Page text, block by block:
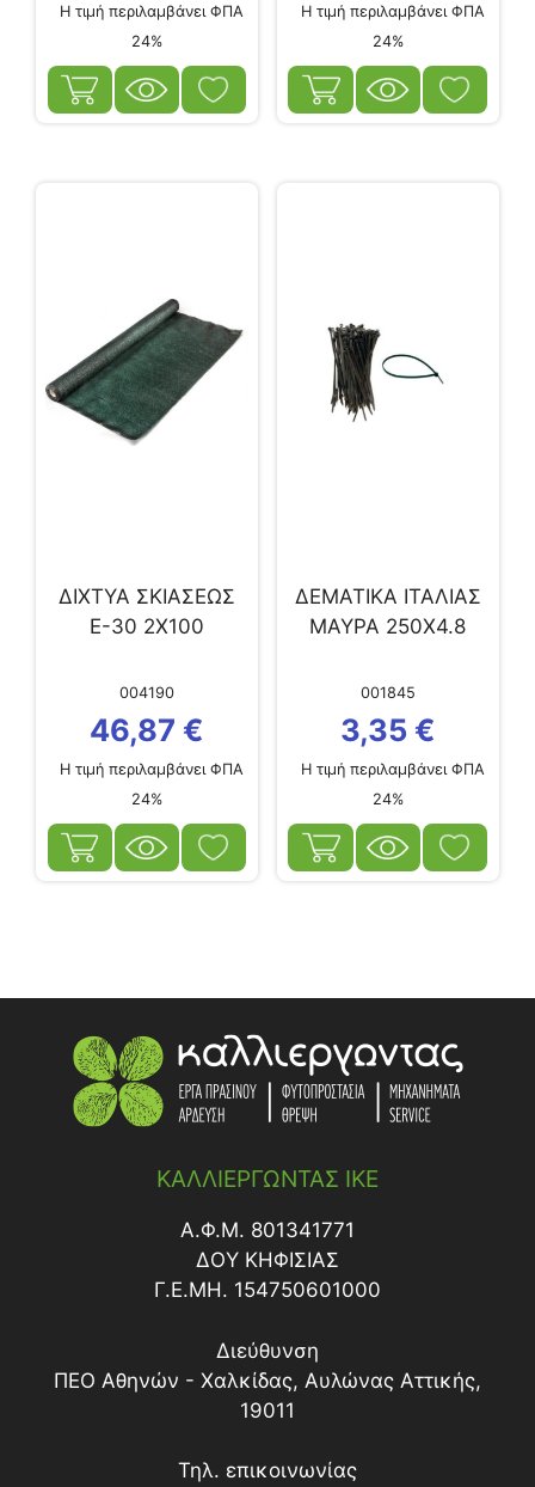
Η τιμή περιλαμβάνει ΦΠΑ
24%
Η τιμή περιλαμβάνει ΦΠΑ
24%
ΔΙΧΤΥΑ ΣΚΙΑΣΕΩΣ
Ε-30 2Χ100
004190
46,87 €
Η τιμή περιλαμβάνει ΦΠΑ
24%
ΔΕΜΑΤΙΚΑ ΙΤΑΛΙΑΣ
ΜΑΥΡΑ 250Χ4.8
001845
3,35 €
Η τιμή περιλαμβάνει ΦΠΑ
24%
ΚΑΛΛΙΕΡΓΩΝΤΑΣ ΙΚΕ
Α.Φ.Μ. 801341771
ΔΟY ΚΗΦΙΣΙΑΣ
Γ.Ε.ΜΗ. 154750601000
Διεύθυνση
ΠΕΟ Αθηνών - Χαλκίδας, Αυλώνας Αττικής,
19011
Τηλ. επικοινωνίας